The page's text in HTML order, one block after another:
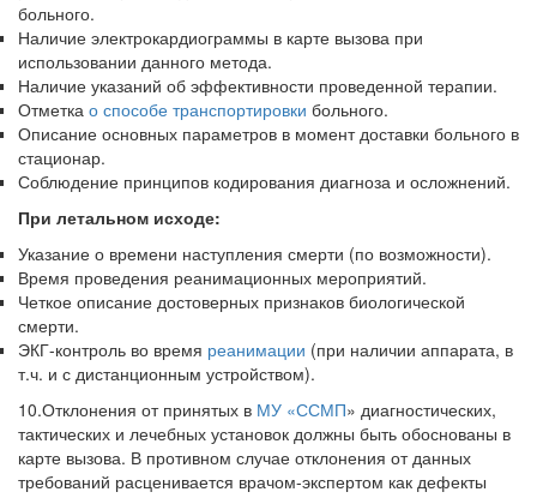
больного.
Наличие электрокардиограммы в карте вызова при
использовании данно­го метода.
Наличие указаний об эффективности проведенной терапии.
Отметка о способе транспортировки больного.
Описание основных параметров в момент доставки больного в
стацио­нар.
Соблюдение принципов кодирования диагноза и осложнений.
При летальном исходе:
Указание о времени наступления смерти (по возможности).
Время проведения реанимационных мероприятий.
Четкое описание достоверных признаков биологической
смерти.
ЭКГ-контроль во время реанимации (при наличии аппарата, в
т.ч. и с дистанционным устройством).
10.Отклонения от принятых в МУ «ССМП» диагностических,
тактических и лечебных установок должны быть обоснованы в
карте вызова. В противном случае отклонения от данных
требований расценивается врачом-экспертом как дефекты